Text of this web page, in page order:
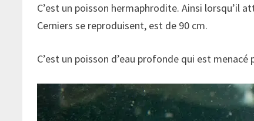
C’est un poisson hermaphrodite. Ainsi lorsqu’il
Cerniers se reproduisent, est de 90 cm.
C’est un poisson d’eau profonde qui est